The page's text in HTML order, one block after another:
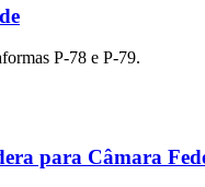
P-78 e P-79.
para Câmara